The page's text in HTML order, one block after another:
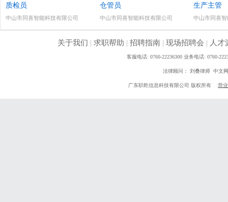
质检员
中山市同喜智能科技有限公司
仓管员
中山市同喜智能科技有限公司
生产主管
中山市同喜
关于我们 | 求职帮助 | 招聘指南| 现场招聘会 | 人才
客服电话: 0760-22236300 业务电话: 0760-
法律顾问： 刘叠律师 中文
广东职乾信息科技有限公司 版权所有 营